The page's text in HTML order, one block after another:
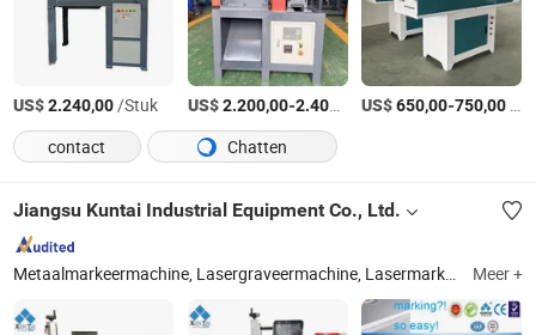
US$2.240,00/Stuk US$2.200,00-2.400,00 /Stuk
US$650,00-750,00
contact
Chatten
Jiangsu Kuntai Industrial Equipment Co., Ltd.
Metaalmarkeermachine, Lasergraveermachine, Lasermarkeermachine, Laserreinigingsmachine, Laserlasmachine, Niet-metaalmarkeermachine, CO2 Lasermarkeermachine, Pneumatische markeermachine, DOT-puntmarkeermachine, Pneumatische stylusmarkeermachine Meer +